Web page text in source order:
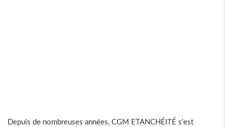
Depuis de nombreuses années, CGM ETANCHÉITÉ s'est